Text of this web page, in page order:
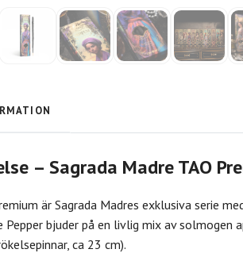
– Sagrada Madre TAO
är Sagrada Madres exklusiva serie
Pepper bjuder på en livlig mix av solmogen
ca 23 cm).